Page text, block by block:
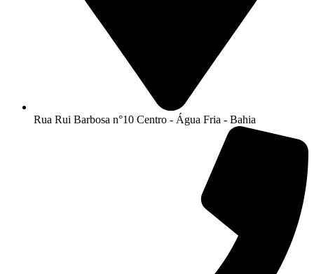
Rua Rui Barbosa n°10 Centro - Água Fria - Bahia